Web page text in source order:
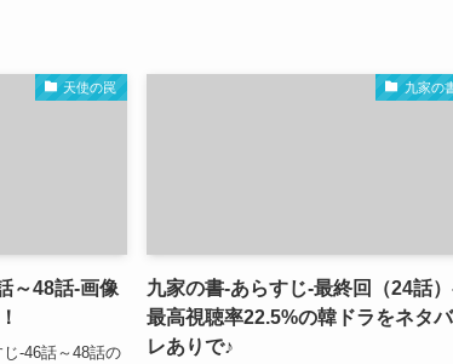
天使の罠
～48話-画像
-46話～48話の
九家の
九家の書-あらすじ-最終回（24話
最高視聴率22.5%の韓ドラをネタバ
レありで♪